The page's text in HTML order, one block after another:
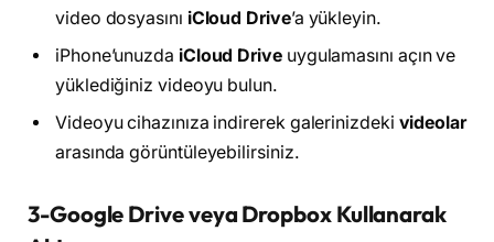
video dosyasını iCloud Drive’a yükleyin.
iPhone’unuzda iCloud Driveuygulamasını açın ve
yüklediğiniz videoyu bulun.
Videoyu cihazınıza indirerek galerinizdeki videolar
arasında görüntüleyebilirsiniz.
3-Google Drive veya Dropbox Kullanarak